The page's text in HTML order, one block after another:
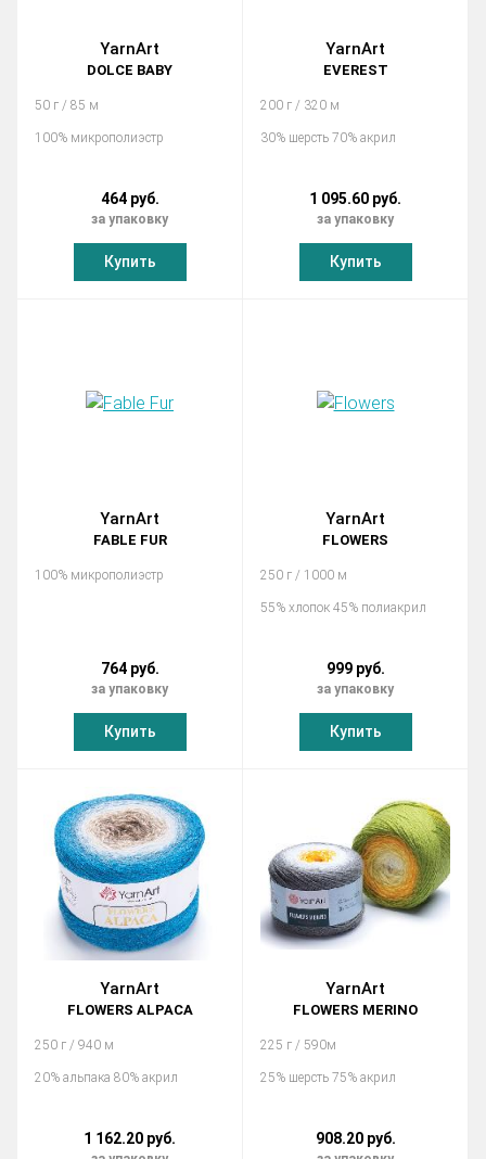
YarnArt
DOLCE BABY
50 г / 85 м
100% микрополиэстр
464 руб.
за упаковку
Купить
YarnArt
EVEREST
200 г / 320 м
30% шерсть 70% акрил
1 095.60 руб.
за упаковку
Купить
YarnArt
FABLE FUR
100% микрополиэстр
764 руб.
за упаковку
Купить
YarnArt
FLOWERS
250 г / 1000 м
55% хлопок 45% полиакрил
999 руб.
за упаковку
Купить
YarnArt
FLOWERS ALPACA
250 г / 940 м
20% альпака 80% акрил
1 162.20 руб.
YarnArt
FLOWERS MERINO
225 г / 590м
25% шерсть 75% акрил
908.20 руб.